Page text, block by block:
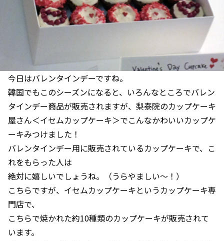
今日はバレンタインデーですね。
韓国でもこのシーズンになると、いろんなところでバレン
タインデー商品が販売されますが、梨泰院のカップケーキ
屋さん＜イセムカップケーキ＞でこんなかわいいカップケ
ーキみつけました！
バレンタインデー用に販売されているカップケーキで、こ
れをもらった人は
絶対に嬉しいでしょうね。（うらやましい～！）
こちらですが、イセムカップケーキというカップケーキ専
門店で、
こちらで焼かれた約10種類のカップケーキが販売されて
います。